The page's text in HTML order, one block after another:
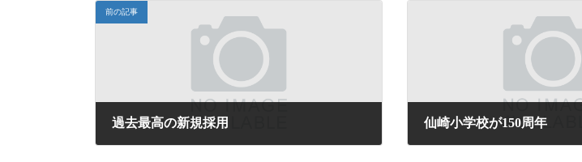
前の記事
過去最高の新規採用 仙崎小学校が150周年